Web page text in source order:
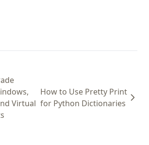
Virtual
How to Use Pretty Print
for Python Dictionaries